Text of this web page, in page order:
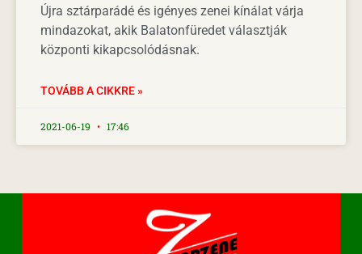
Újra sztárparádé és igényes zenei kínálat várja
mindazokat, akik Balatonfüredet választják
központi kikapcsolódásnak.
TOVÁBB A CIKKRE »
2021-06-19 17:46